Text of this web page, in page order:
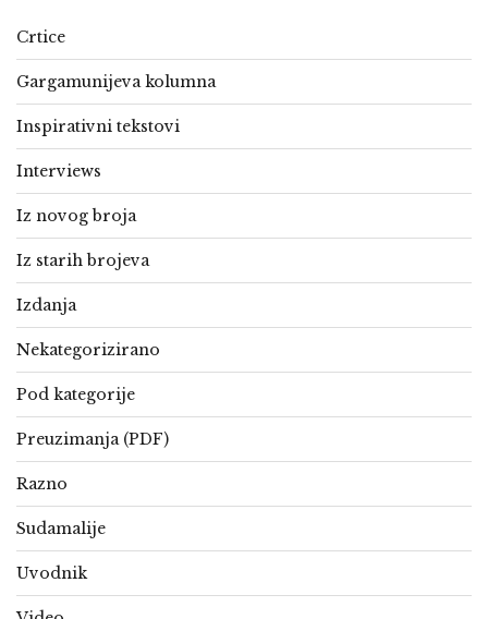
Crtice
Gargamunijeva kolumna
Inspirativni tekstovi
Interviews
Iz novog broja
Iz starih brojeva
Izdanja
Nekategorizirano
Pod kategorije
Preuzimanja (PDF)
Razno
Sudamalije
Uvodnik